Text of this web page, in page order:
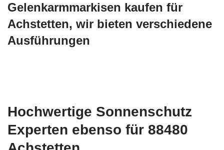
Gelenkarmmarkisen kaufen für
Achstetten, wir bieten verschiedene
Ausführungen
Hochwertige Sonnenschutz
Experten ebenso für 88480